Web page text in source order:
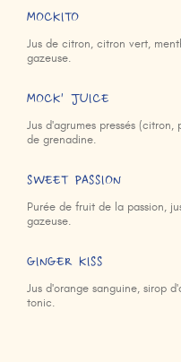
MOCKITO
Jus de citron, citron vert,
gazeuse.
MOCK' JUICE
Jus d'agrumes pressés
de grenadine.
SWEET PASSION
Purée de fruit de la passion,
gazeuse.
GINGER KISS
Jus d'orange sanguine, sirop
tonic.